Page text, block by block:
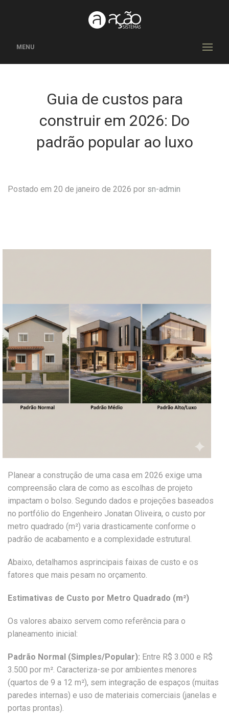
MENU
Guia de custos para
construir em 2026: Do
padrão popular ao luxo
Postado em 20 de janeiro de 2026 por sn-admin
Planear a construção de uma casa em 2026 exige uma
compreensão clara de como as escolhas de projeto
impactam o bolso. Segundo dados e projeções baseados
no portfólio do Engenheiro Jonatan Oliveira, o custo por
metro quadrado (m²) varia drasticamente conforme o
padrão de acabamento e a complexidade estrutural.
Abaixo, detalhamos asprincipais faixas de custo e os
fatores que mais pesam no orçamento.
Estimativas de Custo por Metro Quadrado (m²)
Os valores abaixo servem como referência para o
planeamento inicial:
Padrão Normal (Simples/Popular): Entre R$ 3.000 e R$
3.500 por m². Caracteriza-se por ambientes menores
(quartos de 9 a 12 m²), sem integração de espaços (muitas
paredes internas) e uso de materiais comerciais (janelas e
portas prontas).